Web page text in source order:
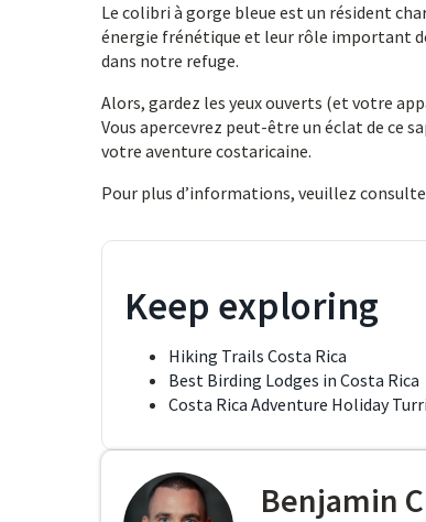
Le colibri à gorge bleue est un résident
énergie frénétique et leur rôle important
dans notre refuge.
Alors, gardez les yeux ouverts (et votre
Vous apercevrez peut-être un éclat de ce
votre aventure costaricaine.
Pour plus d’informations, veuillez
Keep exploring
Hiking Trails Costa Rica
Best Birding Lodges in Costa Rica
Costa Rica Adventure Holiday
Benjamin